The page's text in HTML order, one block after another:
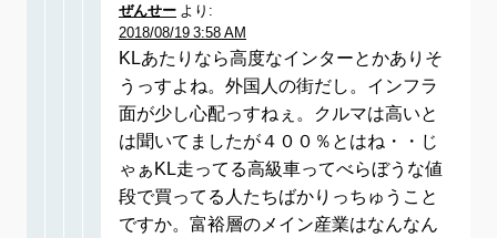
ぜんせー より:
2018/08/19 3:58 AM
KLあたりなら高度なインターとかありそ
うっすよね。外国人の街だし。インフラ
面が少し心配っすねぇ。クルマは高いと
は聞いてましたが４００％とはね・・じ
ゃぁKL走ってる高級車ってべらぼうな値
段で買ってる人たちばかりっちゅうこと
ですか。富裕層のメイン産業はなんなん